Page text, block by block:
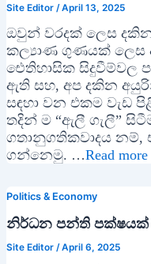
Site Editor /April 13, 2025
ඔවුන් වරදක් ලෙස
කල්‍යාණ ගුණයක් ලෙස
ඓතිහාසික සිදුවීම්වල
ඇති සහ, අප දකින
සඳහා වන එකම වැඩ
තදින් ම “ඇලී ගැලී”
ගතානුගතිකවාදය නම්,
ගන්නෙමු. …Read more
Politics & Economy
නිර්ධන පන්ති පක්ෂයක්
Site Editor /April 6, 2025